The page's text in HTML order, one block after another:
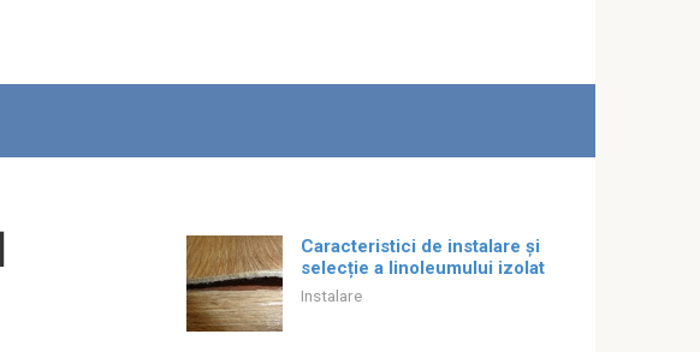
Caracteristici de instalare și
selecție a linoleumului izolat
Instalare